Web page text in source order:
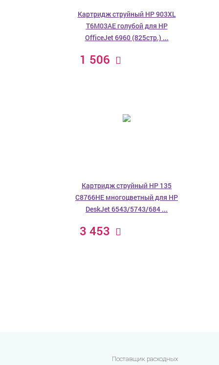
Картридж струйный HP 903XL
T6M03AE голубой для HP
OfficeJet 6960 (825стр.) ...
1 506
Картридж струйный HP 135
C8766HE многоцветный для HP
DeskJet 6543/5743/684 ...
3 453
Поставщик расходных